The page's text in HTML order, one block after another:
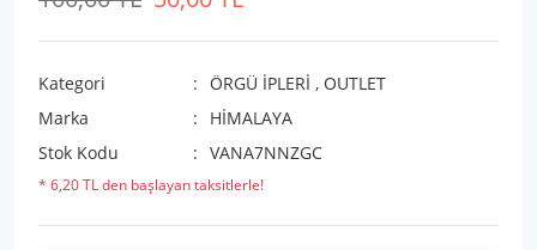
Kategori ÖRGÜ İPLERİ , OUTLET
Marka
HİMALAYA
Stok Kodu
VANA7NNZGC
* 6,20 TL den başlayan taksitlerle!